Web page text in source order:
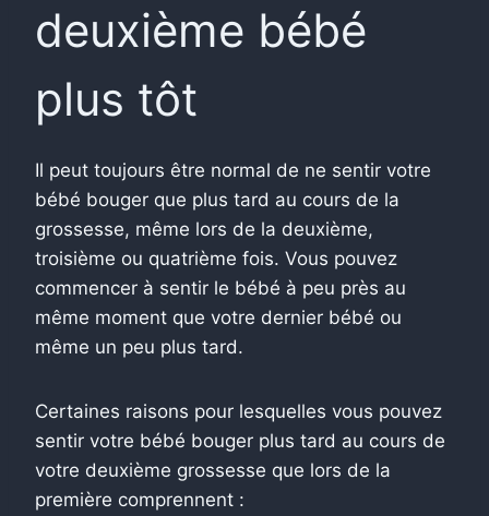
deuxième bébé
plus tôt
Il peut toujours être normal de ne sentir votre
bébé bouger que plus tard au cours de la
grossesse, même lors de la deuxième,
troisième ou quatrième fois. Vous pouvez
commencer à sentir le bébé à peu près au
même moment que votre dernier bébé ou
même un peu plus tard.
Certaines raisons pour lesquelles vous pouvez
sentir votre bébé bouger plus tard au cours de
votre deuxième grossesse que lors de la
première comprennent :